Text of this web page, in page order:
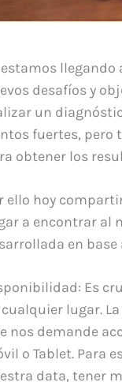
estamos llegando
desafíos y
un
fuertes, pero
obtener los
ello hoy
a encontrar al
en base
Es
cualquier lugar.
nos demande
o Tablet. Para
data, tener